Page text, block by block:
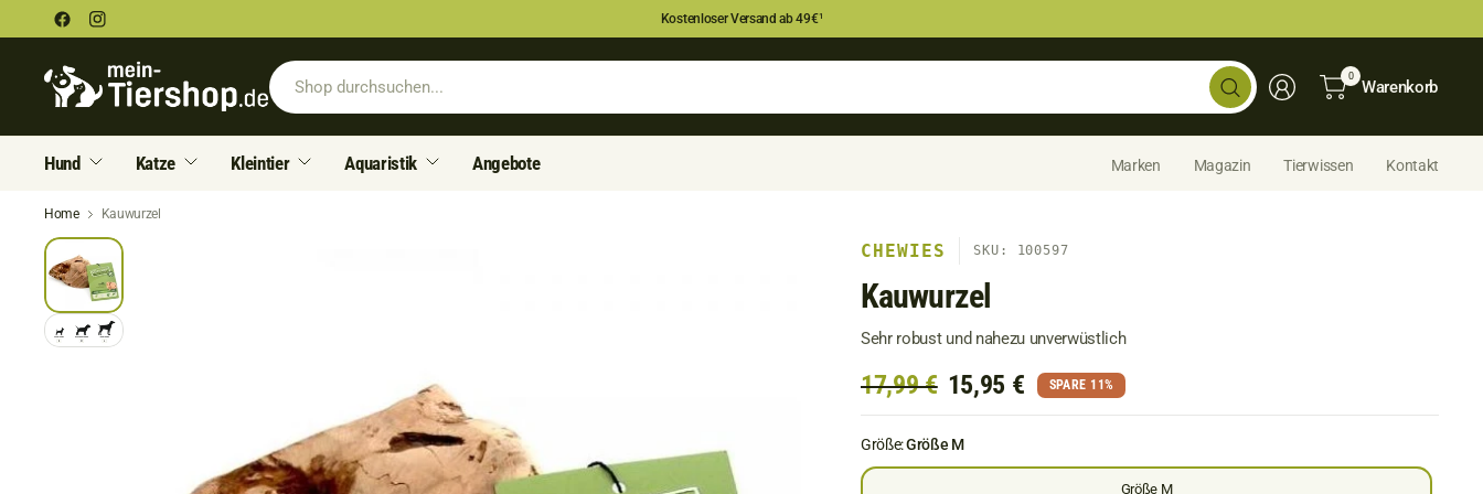
Kostenloser Versand ab 49€¹
Shop
durchsuchen...
0
Warenkorb
Hund Katze Kleintier Aquaristik Angebote Marken Magazin Tierwissen Kontakt
Home Kauwurzel
CHEWIES SKU: 100597
Kauwurzel
Sehr robust und nahezu unverwüstlich
17,99 € 15,95 € SPARE 11%
Größe:Größe M
Größe M